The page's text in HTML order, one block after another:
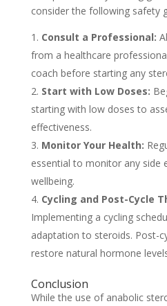
consider the following safety
Consult a Professional:
from a healthcare
coach before starting any
Start with Low Doses:
starting with low doses to
effectiveness.
Monitor Your Health:
essential to monitor any side
wellbeing.
Cycling and Post-Cycle
Implementing a cycling
adaptation to steroids. Post-
restore natural hormone
Conclusion
While the use of anabolic